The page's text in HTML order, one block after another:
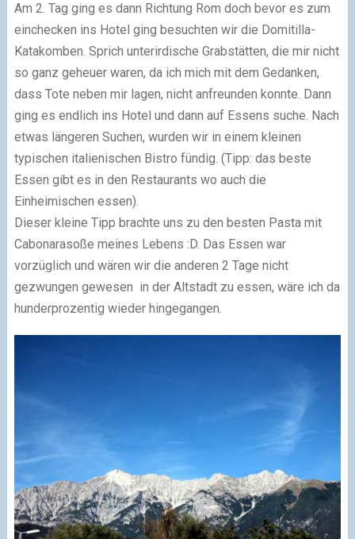
Am 2. Tag ging es dann Richtung Rom doch bevor es zum
einchecken ins Hotel ging besuchten wir die Domitilla-
Katakomben. Sprich unterirdische Grabstätten, die mir nicht
so ganz geheuer waren, da ich mich mit dem Gedanken,
dass Tote neben mir lagen, nicht anfreunden konnte. Dann
ging es endlich ins Hotel und dann auf Essens suche. Nach
etwas längeren Suchen, wurden wir in einem kleinen
typischen italienischen Bistro fündig. (Tipp: das beste
Essen gibt es in den Restaurants wo auch die
Einheimischen essen).
Dieser kleine Tipp brachte uns zu den besten Pasta mit
Cabonarasoße meines Lebens :D. Das Essen war
vorzüglich und wären wir die anderen 2 Tage nicht
gezwungen gewesen in der Altstadt zu essen, wäre ich da
hunderprozentig wieder hingegangen.